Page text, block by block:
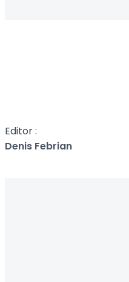
Editor :
Denis Febrian